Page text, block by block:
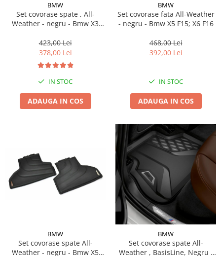
BMW
Set covorase spate , All-
Weather - negru - Bmw X3
423,00 Lei
378,00 Lei
IN STOC
ADAUGA IN COS
BMW
Set covorase fata All-Weather
- negru - Bmw X5 F15; X6 F16
468,00 Lei
392,00 Lei
IN STOC
ADAUGA IN COS
BMW
Set covorase spate All-
Weather - negru - Bmw X5
BMW
Set covorase spate All-
Weather , BasisLine, Negru -